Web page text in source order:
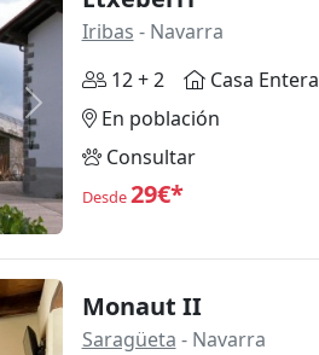
Siguiente
Iribas - Navarra
12 + 2
Casa Entera
En población
Consultar
Desde29€*
Monaut II
Saragüeta - Navarra